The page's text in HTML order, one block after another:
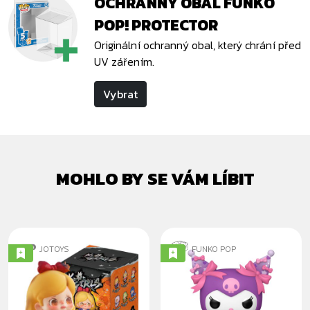
POP! PROTECTOR
Originální ochranný obal, který chrání před
UV zářením.
Vybrat
MOHLO BY SE VÁM LÍBIT
JOTOYS
K.O. GIRLS -
BLINDBOX
FUNKO POP
KUROMI
(GRUMPY)